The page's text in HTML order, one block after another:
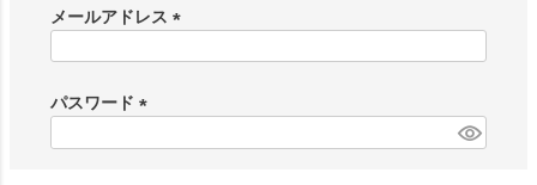
メールアドレス
)
パスワード